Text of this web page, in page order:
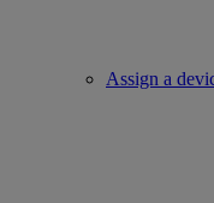
Assign a